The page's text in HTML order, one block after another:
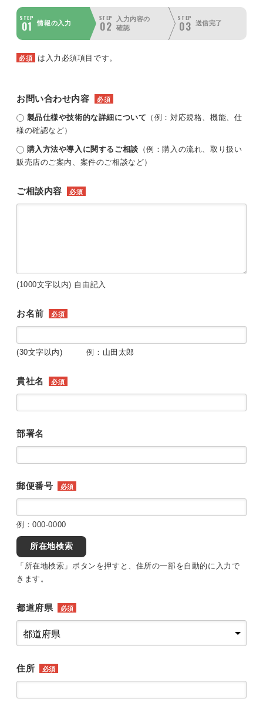
STEP
01 情報の入力
STEP
02
入力内容の
確認
STEP
03 送信完了
必須 は入力必須項目です。
お問い合わせ内容 必須
製品仕様や技術的な詳細について （例：対応規格、機能、仕
様の確認など）
購入方法や導入に関するご相談 （例：購入の流れ、取り扱い
販売店のご案内、案件のご相談など）
ご相談内容 必須
(1000文字以内) 自由記入
お名前 必須
(30文字以内) 例：山田太郎
貴社名 必須
部署名
郵便番号 必須
例：000-0000
所在地検索
「所在地検索」ボタンを押すと、住所の一部を自動的に入力で
きます。
都道府県 必須
住所 必須